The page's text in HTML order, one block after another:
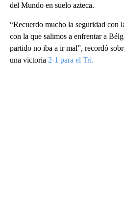
del Mundo en suelo azteca.
“Recuerdo mucho la seguridad con
con la que salimos a enfrentar a
partido no iba a ir mal”, recordó
una victoria 2-1 para el Tri.